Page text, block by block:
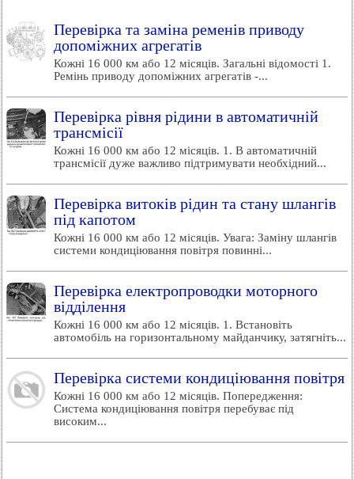
Перевірка та заміна ременів приводу
допоміжних агрегатів
Кожні 16 000 км або 12 місяців. Загальні відомості 1.
Ремінь приводу допоміжних агрегатів -...
Перевірка рівня рідини в автоматичній
трансмісії
Кожні 16 000 км або 12 місяців. 1. В автоматичній
трансмісії дуже важливо підтримувати необхідний...
Перевірка витоків рідин та стану шлангів
під капотом
Кожні 16 000 км або 12 місяців. Увага: Заміну шлангів
системи кондиціювання повітря повинні...
Перевірка електропроводки моторного
відділення
Кожні 16 000 км або 12 місяців. 1. Встановіть
автомобіль на горизонтальному майданчику, затягніть...
Перевірка системи кондиціювання повітря
Кожні 16 000 км або 12 місяців. Попередження:
Система кондиціювання повітря перебуває під
високим...